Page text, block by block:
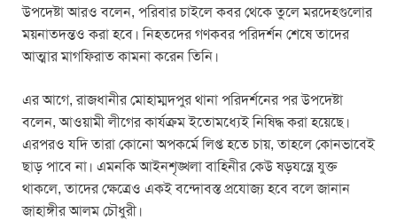
উপদেষ্টা আরও বলেন, পরিবার চাইলে কবর থেকে তুলে মরদেহগুলোর
ময়নাতদন্তও করা হবে। নিহতদের গণকবর পরিদর্শন শেষে তাদের
আত্মার মাগফিরাত কামনা করেন তিনি।
এর আগে, রাজধানীর মোহাম্মদপুর থানা পরিদর্শনের পর উপদেষ্টা
বলেন, আওয়ামী লীগের কার্যক্রম ইতোমধ্যেই নিষিদ্ধ করা হয়েছে।
এরপরও যদি তারা কোনো অপকর্মে লিপ্ত হতে চায়, তাহলে কোনভাবেই
ছাড় পাবে না। এমনকি আইনশৃঙ্খলা বাহিনীর কেউ ষড়যন্ত্রে যুক্ত
থাকলে, তাদের ক্ষেত্রেও একই বন্দোবস্ত প্রযোজ্য হবে বলে জানান
জাহাঙ্গীর আলম চৌধুরী।